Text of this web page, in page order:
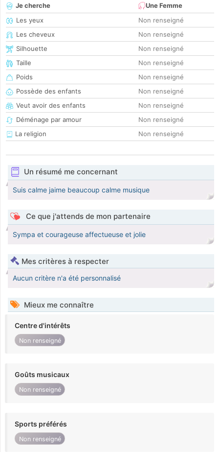
Je cherche
Une Femme
Les yeux
Non renseigné
Les cheveux
Non renseigné
Silhouette
Non renseigné
Taille
Non renseigné
Poids
Non renseigné
Possède des enfants
Non renseigné
Veut avoir des enfants
Non renseigné
Déménage par amour
Non renseigné
La religion
Non renseigné
Un résumé me concernant
Suis calme jaime beaucoup calme musique
Ce que j'attends de mon partenaire
Sympa et courageuse affectueuse et jolie
Mes critères à respecter
Aucun critère n'a été personnalisé
Mieux me connaître
Centre d'intérêts
Non renseigné
Goûts musicaux
Non renseigné
Sports préférés
Non renseigné